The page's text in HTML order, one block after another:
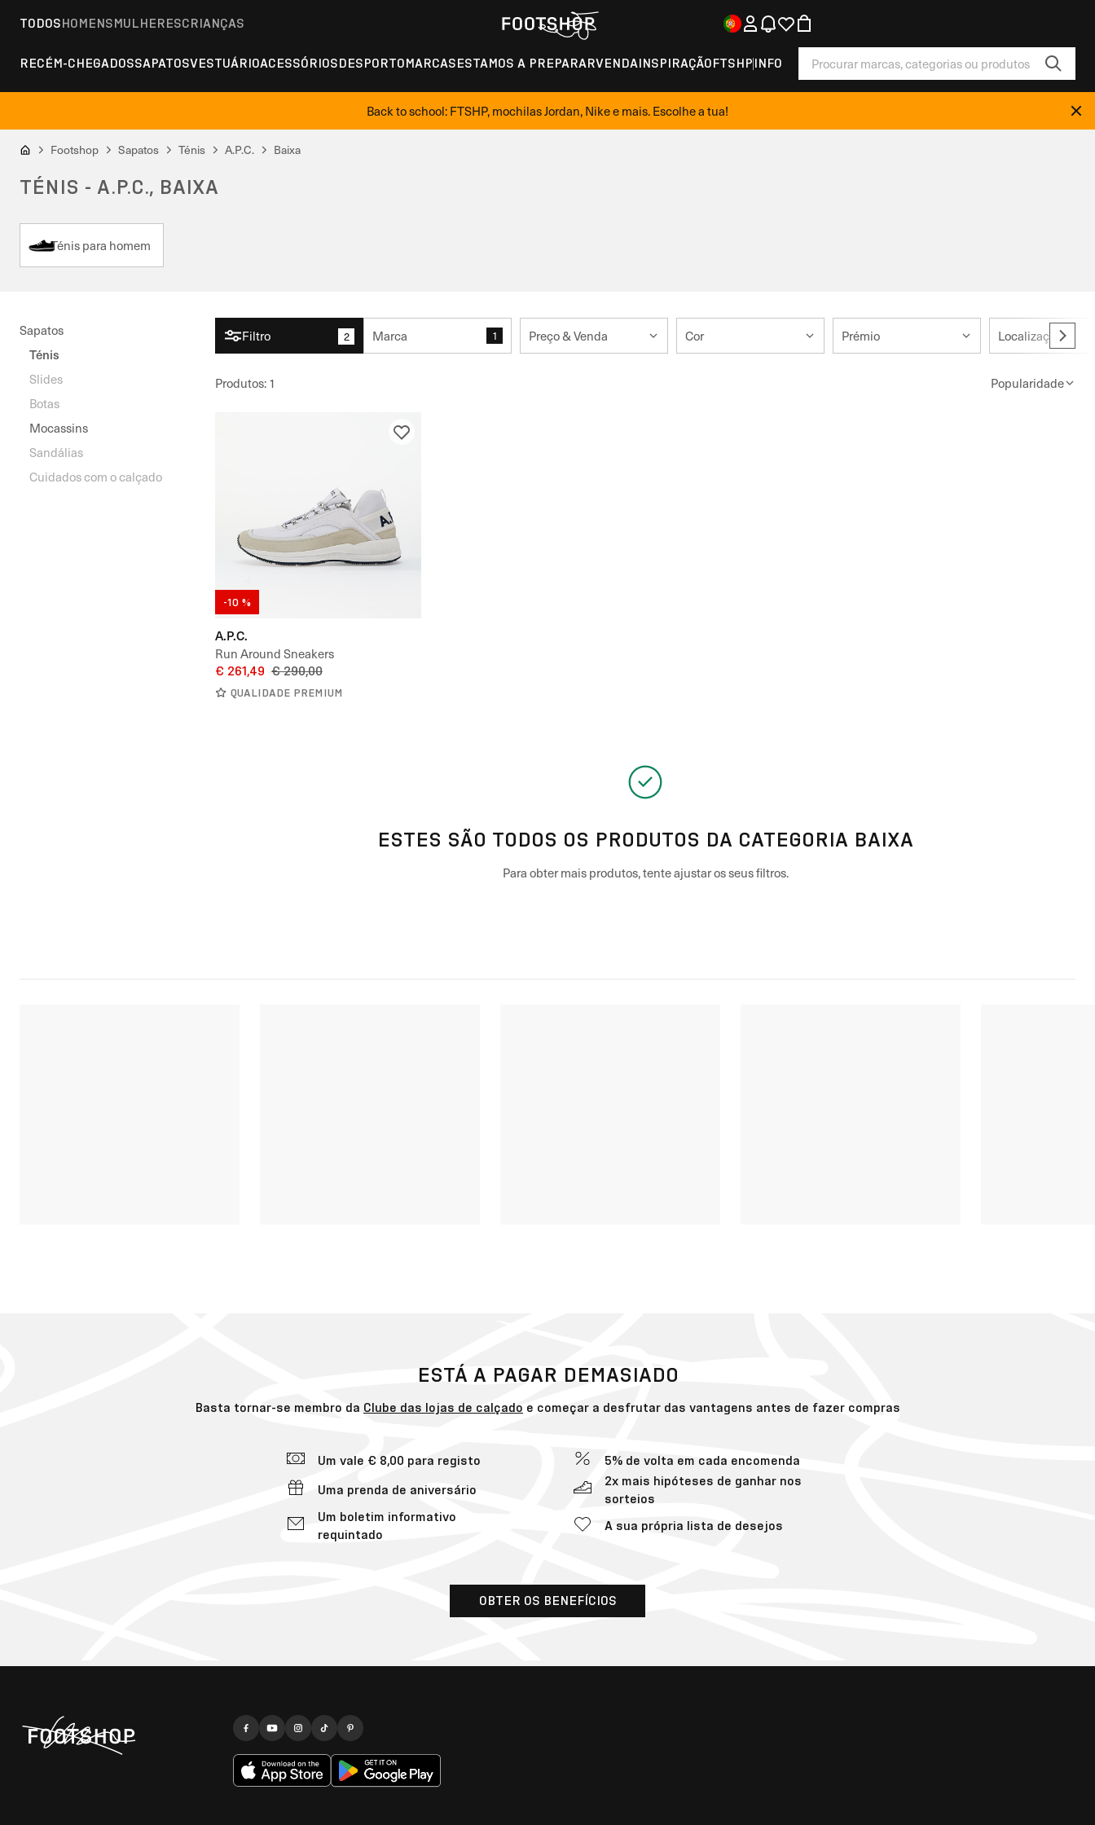
TODOSHOMENSMULHERESCRIANÇAS
RECÉM-CHEGADOSSAPATOSVESTUÁRIOACESSÓRIOSDESPORTOMARCASESTAMOS A PREPARARVENDAINSPIRAÇÃOFTSHP INFO
Back to school: FTSHP, mochilas Jordan, Nike e mais. Escolhe a tua!
Footshop Sapatos Ténis A.P.C. Baixa
TÉNIS - A.P.C., BAIXA
Ténis para homem
Sapatos
Ténis
Slides
Botas
Mocassins
Sandálias
Cuidados com o calçado
Filtro 2 Marca 1 Preço & Venda Cor Prémio Localização
Produtos: 1 Popularidade
-10 %
A.P.C.
Run Around Sneakers
€ 261,49 € 290,00
QUALIDADE PREMIUM
ESTES SÃO TODOS OS PRODUTOS DA CATEGORIA BAIXA
Para obter mais produtos, tente ajustar os seus filtros.
ESTÁ A PAGAR DEMASIADO
Basta tornar-se membro da Clube das lojas de calçado e começar a desfrutar das vantagens antes de fazer compras
Um vale € 8,00 para registo
5% de volta em cada encomenda
Uma prenda de aniversário
2x mais hipóteses de ganhar nos
sorteios
Um boletim informativo
requintado
A sua própria lista de desejos
OBTER OS BENEFÍCIOS